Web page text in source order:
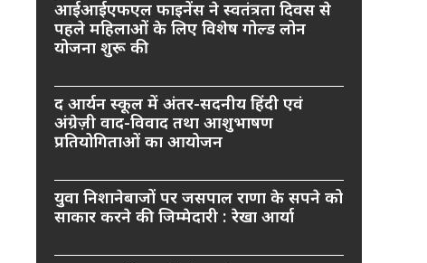
आईआईएफएल फाइनेंस ने स्वतंत्रता दिवस से
पहले महिलाओं के लिए विशेष गोल्ड लोन
योजना शुरू की
द आर्यन स्कूल में अंतर-सदनीय हिंदी एवं
अंग्रेज़ी वाद-विवाद तथा आशुभाषण
प्रतियोगिताओं का आयोजन
युवा निशानेबाजों पर जसपाल राणा के सपने को
साकार करने की जिम्मेदारी : रेखा आर्या